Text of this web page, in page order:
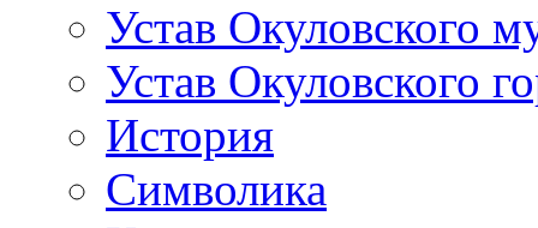
Устав Окуловского
Устав Окуловского
История
Символика